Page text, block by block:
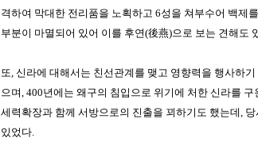
격하여 막대한 전리품을 노획하고 6성을 쳐부수어 백제
부분이 마멸되어 있어 이를 후연(後燕)으로 보는 견해도
또, 신라에 대해서는 친선관계를 맺고 영향력을 행사하기
으며, 400년에는 왜구의 침입으로 위기에 처한 신라를 구
세력확장과 함께 서방으로의 진출을 꾀하기도 했는데, 당
있었다.